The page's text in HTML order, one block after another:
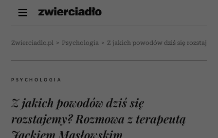
Zwierciadlo.pl > Psychologia > Z jakich powodów dziś się
PSYCHOLOGIA
Z jakich powodów dziś się
rozstajemy? Rozmowa z terapeutą
Jackiem Masłowskim